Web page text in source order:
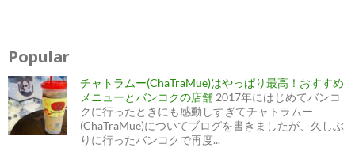
投
ビ
ゲ
ー
シ
ョ
ン
Popular
チャトラムー(ChaTraMue)はやっぱり最高！おすすめ
メニューとバンコクの店舗 2017年にはじめてバンコ
クに行ったときにも感動しすぎてチャトラムー
(ChaTraMue)についてブログを書きましたが、久しぶ
りに行ったバンコクで再度...